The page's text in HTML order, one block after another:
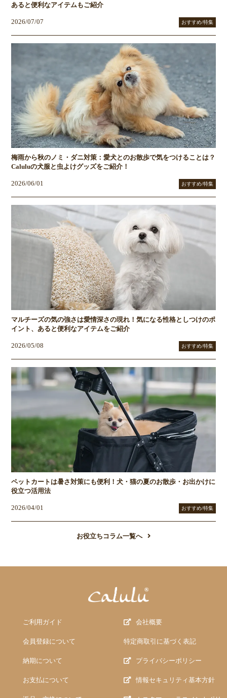
あると便利なアイテムもご紹介
2026/07/07 おすすめ/特集
梅雨から秋のノミ・ダニ対策：愛犬とのお散歩で気をつけることは？
Caluluの犬服と虫よけグッズをご紹介！
2026/06/01 おすすめ/特集
マルチーズの気の強さは愛情深さの現れ！気になる性格としつけのポ
イント、あると便利なアイテムをご紹介
2026/05/08 おすすめ/特集
ペットカートは暑さ対策にも便利！犬・猫の夏のお散歩・お出かけに
役立つ活用法
2026/04/01 おすすめ/特集
お役立ちコラム一覧へ
ご利用ガイド
会員登録について
納期について
お支払について
会社概要
特定商取引に基づく表記
プライバシーポリシー
情報セキュリティ基本方針